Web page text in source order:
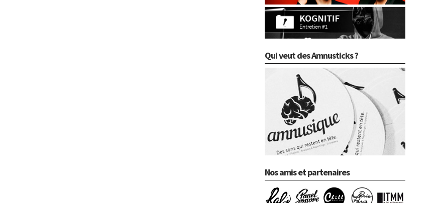
Qui veut des Amnusticks ?
Nos amis et partenaires